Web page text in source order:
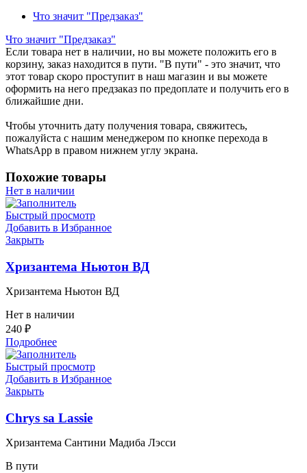
Что значит "Предзаказ"
Что значит "Предзаказ"
Если товара нет в наличии, но вы можете положить его в
корзину, заказ находится в пути. "В пути" - это значит, что
этот товар скоро проступит в наш магазин и вы можете
оформить на него предзаказ по предоплате и получить его в
ближайшие дни.
Чтобы уточнить дату получения товара, свяжитесь,
пожалуйста с нашим менеджером по кнопке перехода в
WhatsApp в правом нижнем углу экрана.
Похожие товары
Нет в наличии
Быстрый просмотр
Добавить в Избранное
Закрыть
Хризантема Ньютон ВД
Хризантема Ньютон ВД
Нет в наличии
240 ₽
Подробнее
Быстрый просмотр
Добавить в Избранное
Закрыть
Chrys sa Lassie
Хризантема Сантини Мадиба Лэсси
В пути